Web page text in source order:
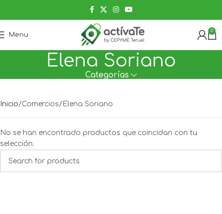
Menu
0
Elena Soriano
Categorías
Inicio Comercios Elena Soriano
No se han encontrado productos que coincidan con tu
selección.